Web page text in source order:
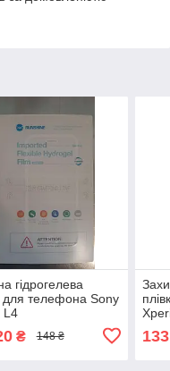
гідрогелева
для телефона Sony
L4
₴ 148 ₴